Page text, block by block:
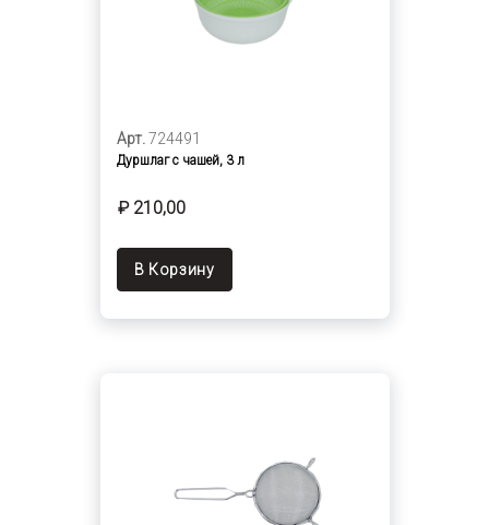
Арт. 724491
Дуршлаг с чашей, 3 л
₽ 210,00
В Корзину